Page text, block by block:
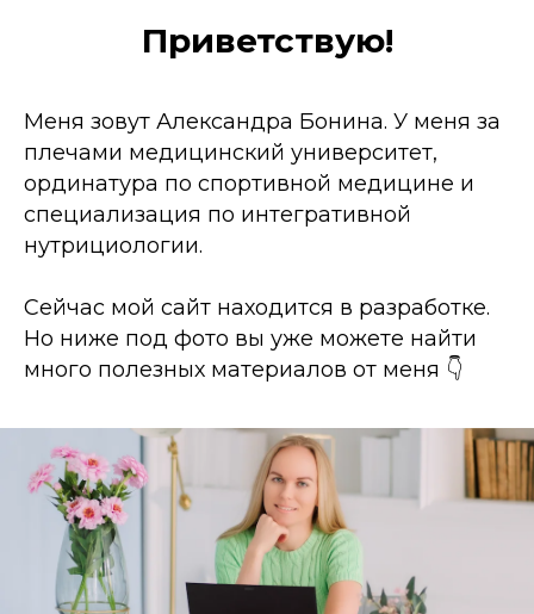
Приветствую!
Меня зовут Александра Бонина. У меня за
плечами медицинский университет,
ординатура по спортивной медицине и
специализация по интегративной
нутрициологии.
Сейчас мой сайт находится в разработке.
Но ниже под фото вы уже можете найти
много полезных материалов от меня 👇